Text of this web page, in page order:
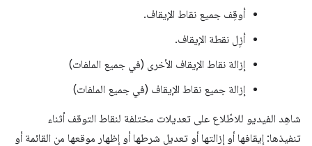
أوقِف جميع نقاط الإيقاف.
أزِل نقطة الإيقاف.
إزالة نقاط الإيقاف الأخرى (في جميع الملفات)
إزالة جميع نقاط الإيقاف (في جميع الملفات)
شاهِد الفيديو للاطّلاع على تعديلات مختلفة لنقاط التوقف أثناء
تنفيذها: إيقافها أو إزالتها أو تعديل شرطها أو إظهار موقعها من القائمة أو